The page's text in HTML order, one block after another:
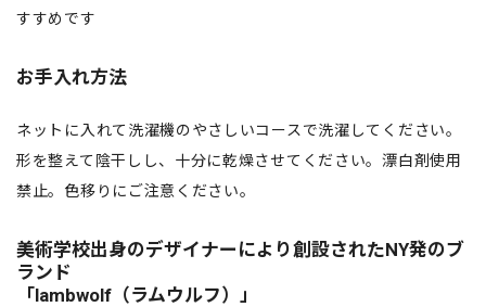
すすめです
お手入れ方法
ネットに入れて洗濯機のやさしいコースで洗濯してください。
形を整えて陰干しし、十分に乾燥させてください。漂白剤使用
禁止。色移りにご注意ください。
美術学校出身のデザイナーにより創設されたNY発のブ
ランド
「lambwolf（ラムウルフ）」